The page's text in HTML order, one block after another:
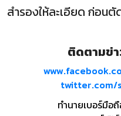
สำรองให้ละเอียด ก่อน
ติดตามข่
twitter.com/
ทำนายเบอร์มือ